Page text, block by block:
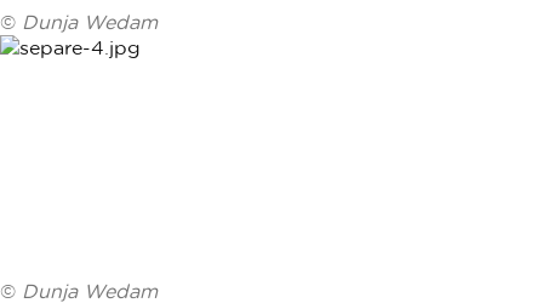
© Dunja Wedam
© Dunja Wedam